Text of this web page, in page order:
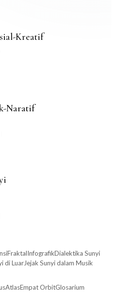
Kreatif
Naratif
FraktalInfografikDialektika Sunyi
di LuarJejak Sunyi dalam Musik
AtlasEmpat OrbitGlosarium